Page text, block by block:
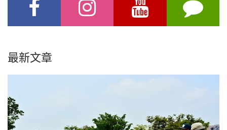
最新文章